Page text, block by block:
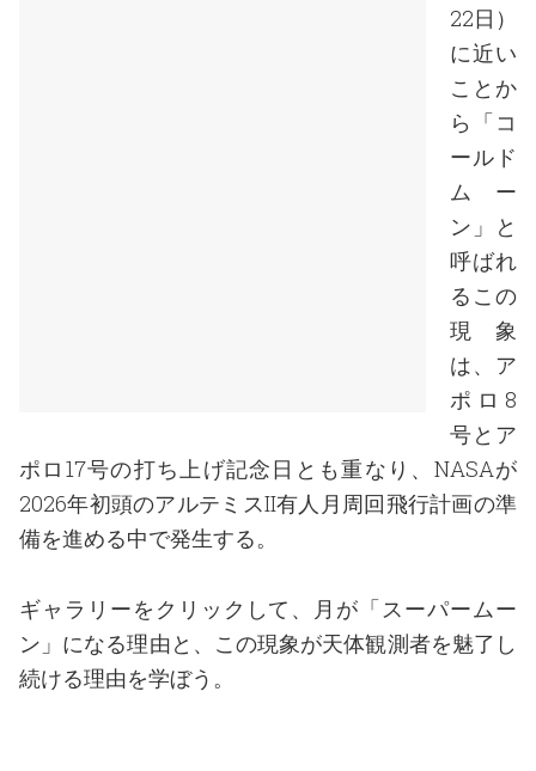
22日）
に近い
ことか
ら「コ
ールド
ムー
ン」と
呼ばれ
るこの
現象
は、ア
ポロ8
号とア
ポロ17号の打ち上げ記念日とも重なり、NASAが
2026年初頭のアルテミスII有人月周回飛行計画の準
備を進める中で発生する。
ギャラリーをクリックして、月が「スーパームー
ン」になる理由と、この現象が天体観測者を魅了し
続ける理由を学ぼう。